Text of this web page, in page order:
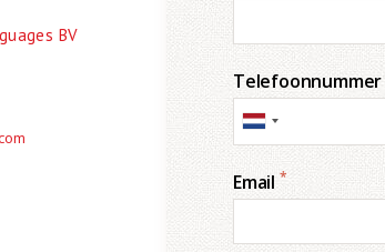
BV
Telefoonnummer
Email *